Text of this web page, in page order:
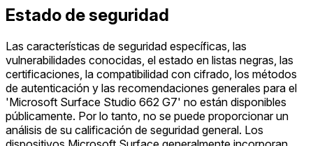
Estado de seguridad
Las características de seguridad específicas, las
vulnerabilidades conocidas, el estado en listas negras, las
certificaciones, la compatibilidad con cifrado, los métodos
de autenticación y las recomendaciones generales para el
'Microsoft Surface Studio 662 G7' no están disponibles
públicamente. Por lo tanto, no se puede proporcionar un
análisis de su calificación de seguridad general. Los